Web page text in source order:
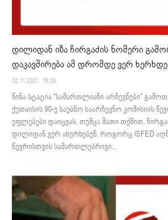
დილიდან იზა ჩირგაძის ნომერი
დაკავშირება ამ დრომდე ვერ
02.11.2021. 18:26
წინა სტატია "სამართლიანი არჩევნები"
ქუთაისის 90-ე საუბნო საარჩევნო კომისიის
უფლებები დაიცვას, თუმცა მათი თქმით,
დილიდან ვერ ახერხებენ. როგორც ISFED
წევრისთვის სამართლებრივი...